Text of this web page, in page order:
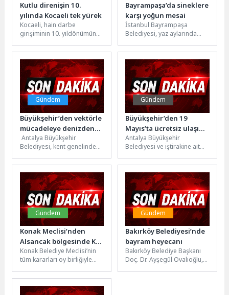
Kutlu direnişin 10.
yılında Kocaeli tek yürek
Kocaeli, hain darbe
girişiminin 10. yıldönümünde
demokrasinin sarsılmaz
savunucusu olduğunu...
Bayrampaşa’da sineklere
karşı yoğun mesai
İstanbul Bayrampaşa
Belediyesi, yaz aylarında
sorununa karşı ilçe
genelinde ilaçlama
çalışması...
Gündem
Büyükşehir’den vektörle
mücadeleye denizden
müdahale
Antalya Büyükşehir
Belediyesi, kent genelinde
çalışmalarını sahil bandında
da sürdürüyor. Yaklaşık 640...
Gündem
Büyükşehir’den 19
Mayıs’ta ücretsiz ulaşım
kararı
Antalya Büyükşehir
Belediyesi ve iştirakine ait
sistem ve toplu ulaşım
araçları 19...
Gündem
Konak Meclisi’nden
Alsancak bölgesinde K
planlarına oy birliği
Konak Belediye Meclisi’nin
tüm kararları oy birliğiyle
oturumunda, “Alsancak
bölgesi...
Gündem
Bakırköy Belediyesi’nde
bayram heyecanı
Bakırköy Belediye Başkanı
Doç. Dr. Ayşegül Ovalıoğlu,